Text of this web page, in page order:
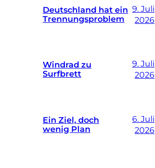
Deutschland hat ein
Trennungsproblem
9. Juli
2026
Windrad zu
Surfbrett
9. Juli
2026
Ein Ziel, doch
wenig Plan
6. Juli
2026